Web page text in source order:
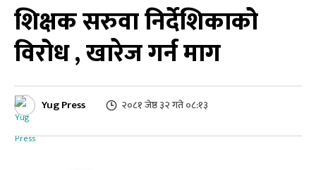
शिक्षक सरुवा निर्देशिकाको
विरोध , खारेज गर्न माग
Yug Press २०८१ जेष्ठ ३२ गते ०८:१३